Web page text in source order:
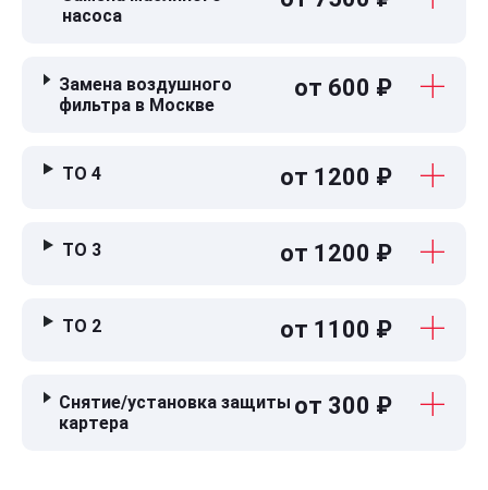
насоса
Замена воздушного
фильтра в Москве
от 600 ₽
ТО 4 от 1200 ₽
ТО 3 от 1200 ₽
ТО 2 от 1100 ₽
Снятие/установка защиты
картера
от 300 ₽